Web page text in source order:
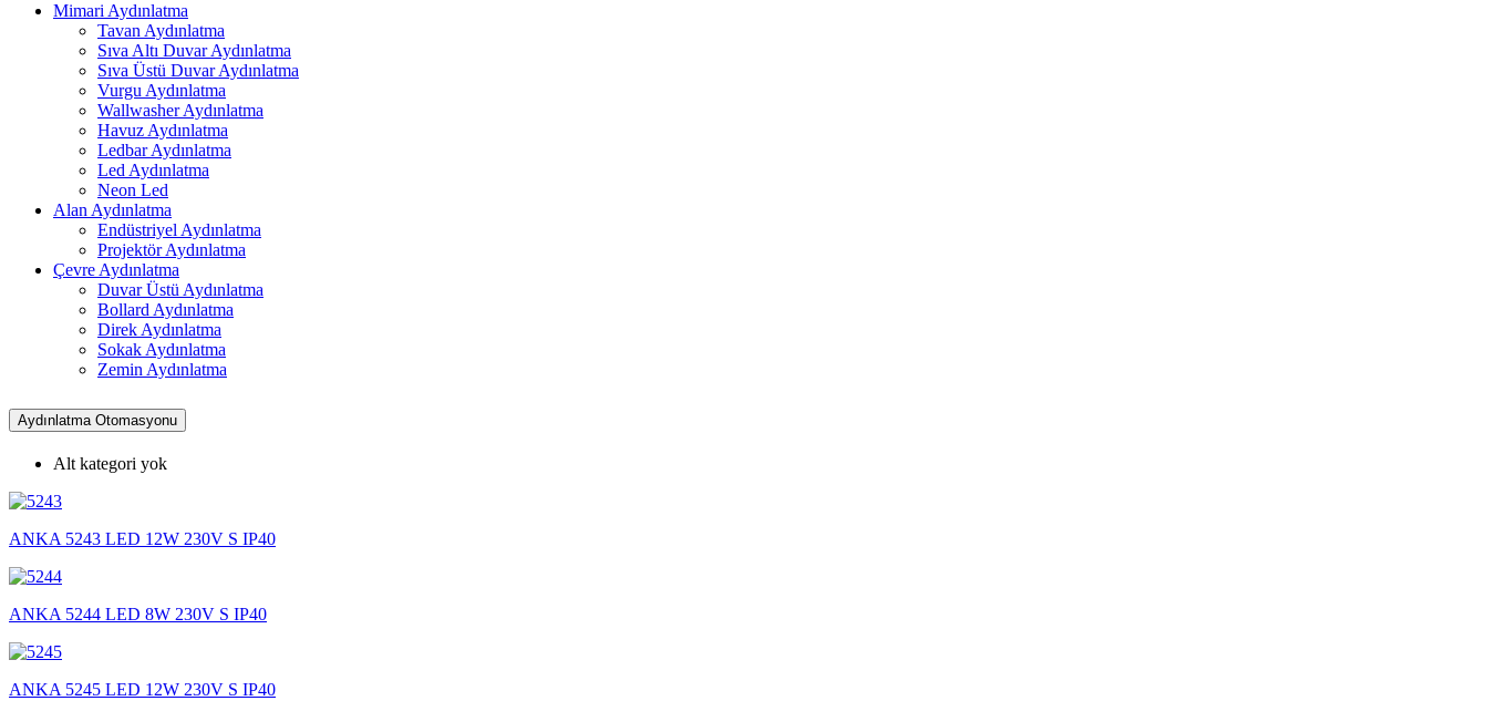
Mimari Aydınlatma
Tavan Aydınlatma
Sıva Altı Duvar Aydınlatma
Sıva Üstü Duvar Aydınlatma
Vurgu Aydınlatma
Wallwasher Aydınlatma
Havuz Aydınlatma
Ledbar Aydınlatma
Led Aydınlatma
Neon Led
Alan Aydınlatma
Endüstriyel Aydınlatma
Projektör Aydınlatma
Çevre Aydınlatma
Duvar Üstü Aydınlatma
Bollard Aydınlatma
Direk Aydınlatma
Sokak Aydınlatma
Zemin Aydınlatma
Aydınlatma Otomasyonu
Alt kategori yok
ANKA 5243 LED 12W 230V S IP40
ANKA 5244 LED 8W 230V S IP40
ANKA 5245 LED 12W 230V S IP40